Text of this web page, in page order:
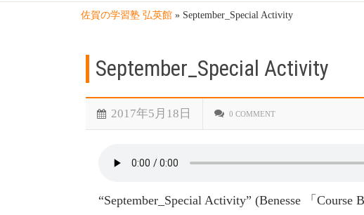
佐賀の学習塾 弘英館 » September_Special Activity
September_Special Activity
2017年5月18日 0 COMMENT
“September_Special Activity” (Benesse 「